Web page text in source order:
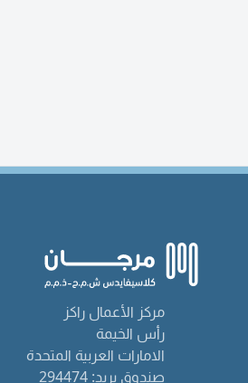
مركز الأعمال راكز
رأس الخيمة
الامارات العربية المتحدة
صندوق بريد: 294474